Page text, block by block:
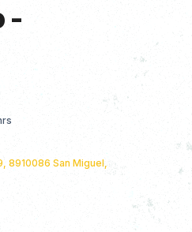
-
8910086 San Miguel,